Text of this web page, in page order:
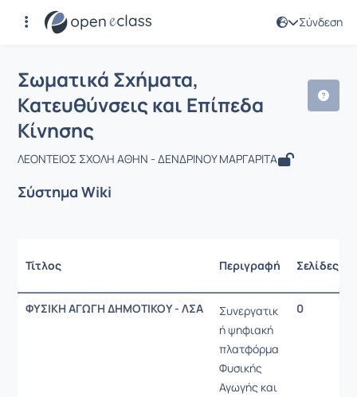
Σύνδεση
Μάθημα : Σωματικά Σχήματα,
Σωματικά Σχήματα,
Κατευθύνσεις και Επίπεδα
Κίνησης
ΛΕΟΝΤΕΙΟΣ ΣΧΟΛΗ ΑΘΗΝ - ΔΕΝΔΡΙΝΟΥ ΜΑΡΓΑΡΙΤΑ
Σύστημα Wiki
Τίτλος Περιγραφή Σελίδες
ΦΥΣΙΚΗ ΑΓΩΓΗ ΔΗΜΟΤΙΚΟΥ - ΛΣΑ
Συνεργατικ
ή ψηφιακή
πλατφόρμα
Φυσικής
Αγωγής και
0